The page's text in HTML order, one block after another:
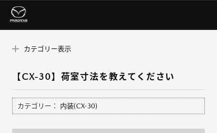
カテゴリー表示
【CX-30】荷室寸法を教えてください
カテゴリー： 内装(CX-30)